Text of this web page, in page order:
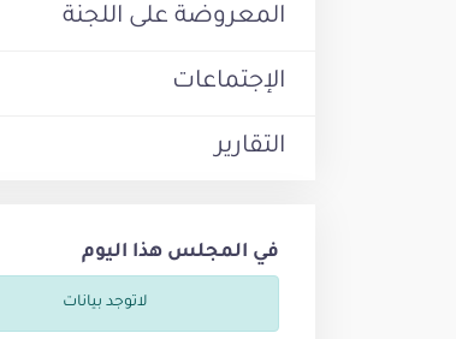
المعروضة على اللجنة
الإجتماعات
التقارير
في المجلس هذا اليوم
لاتوجد بيانات